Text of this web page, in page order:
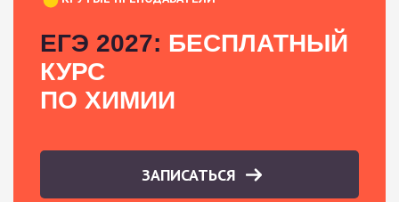
ЕГЭ 2027: БЕСПЛАТНЫЙ
КУРС
ПО ХИМИИ
ЗАПИСАТЬСЯ